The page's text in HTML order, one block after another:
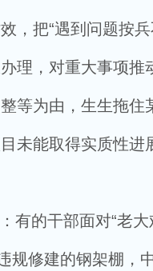
，把“遇到问题按
理，对重大事项
等为由，生生拖住
未能取得实质性进
的干部面对“老大
规修建的钢架棚，